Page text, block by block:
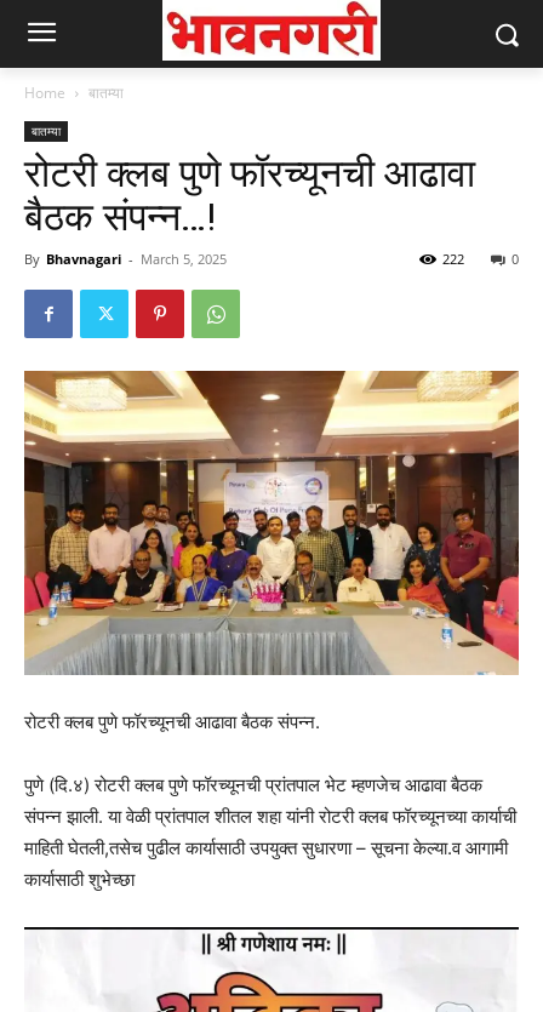
Home बातम्या
बातम्या
रोटरी क्लब पुणे फॉरच्यूनची आढावा
बैठक संपन्न…!
By Bhavnagari - March 5, 2025 0
222
रोटरी क्लब पुणे फॉरच्यूनची आढावा बैठक संपन्न.
पुणे (दि.४) रोटरी क्लब पुणे फॉरच्यूनची प्रांतपाल भेट म्हणजेच आढावा बैठक
संपन्न झाली. या वेळी प्रांतपाल शीतल शहा यांनी रोटरी क्लब फॉरच्यूनच्या कार्याची
माहिती घेतली,तसेच पुढील कार्यासाठी उपयुक्त सुधारणा – सूचना केल्या.व आगामी
कार्यासाठी शुभेच्छा